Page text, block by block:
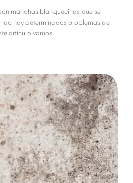
manchas blanquecinas que se
hay determinados problemas de
artículo vamos